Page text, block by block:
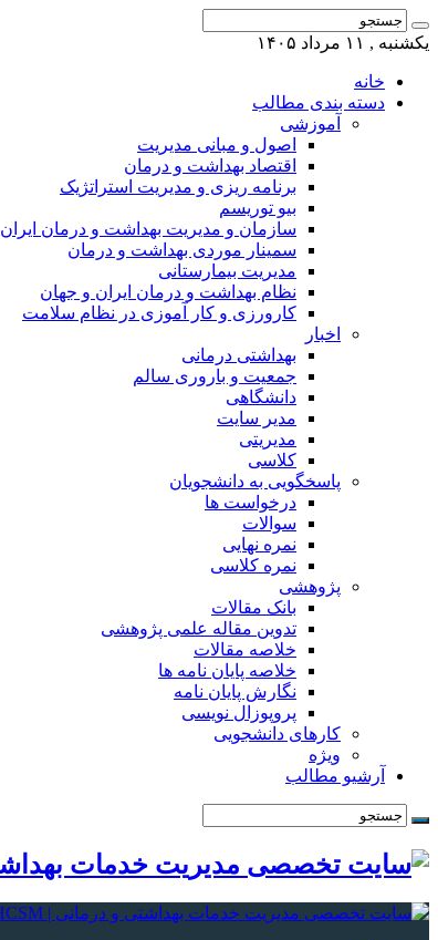
یکشنبه , ۱۱ مرداد ۱۴۰۵
خانه
دسته بندی مطالب
آموزشی
اصول و مبانی مدیریت
اقتصاد بهداشت و درمان
برنامه ریزی و مدیریت استراتژیک
بیو توریسم
سازمان و مدیریت بهداشت و درمان ایران
سمینار موردی بهداشت و درمان
مدیریت بیمارستانی
نظام بهداشت و درمان ایران و جهان
کارورزی و کار آموزی در نظام سلامت
اخبار
بهداشتی درمانی
جمعیت و باروری سالم
دانشگاهی
مدیر سایت
مدیریتی
کلاسی
پاسخگویی به دانشجویان
درخواست ها
سوالات
نمره نهایی
نمره کلاسی
پژوهشی
بانک مقالات
تدوین مقاله علمی پژوهشی
خلاصه مقالات
خلاصه پایان نامه ها
نگارش پایان نامه
پروپوزال نویسی
کارهای دانشجویی
ویژه
آرشیو مطالب